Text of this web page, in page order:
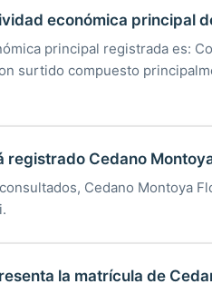
económica principal
principal registrada es:
surtido compuesto
registrado Cedano
Cedano Montoya
la matrícula de